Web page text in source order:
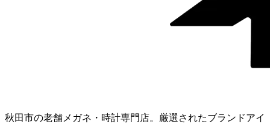
秋田市の老舗メガネ・時計専門店。厳選されたブランドアイ